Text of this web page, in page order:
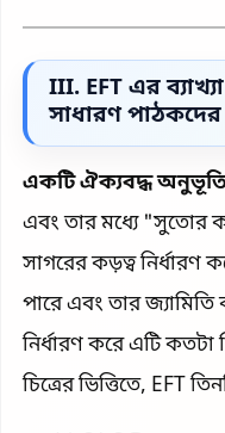
III. EFT এর
সাধারণ
একটি ঐক্যবদ্ধ অনুভূতি
এবং তার মধ্যে "সুতোর
সাগরের কড়ত্ব নির্ধারণ
পারে এবং তার
নির্ধারণ করে এটি কতটা
চিত্রের ভিত্তিতে, EFT